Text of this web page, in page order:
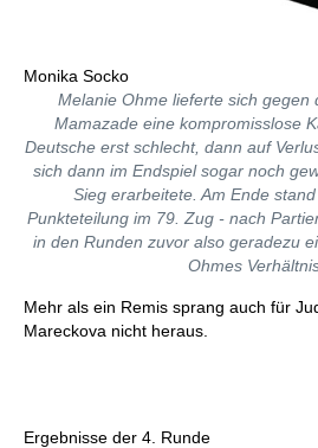
Monika Socko
Melanie Ohme lieferte sich gegen
Mamazade eine kompromisslose
Deutsche erst schlecht, dann auf
sich dann im Endspiel sogar noch
Sieg erarbeitete. Am Ende
Punkteteilung im 79. Zug - nach
in den Runden zuvor also geradezu
Ohmes
Mehr als ein Remis sprang auch für
Mareckova nicht heraus.
Ergebnisse der 4. Runde